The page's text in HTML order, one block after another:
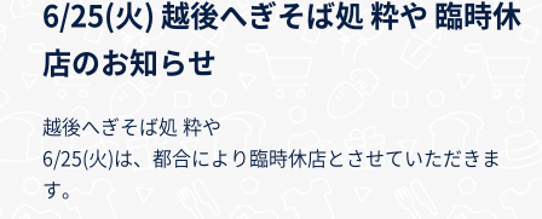
6/25(火) 越後へぎそば処 粋や 臨時休
店のお知らせ
越後へぎそば処 粋や
6/25(火)は、都合により臨時休店とさせていただきま
す。